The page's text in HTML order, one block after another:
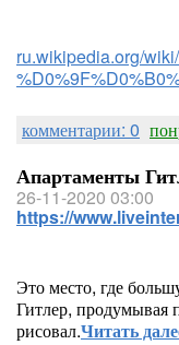
ru.wikipedia.org/
комментарии: 0
Апартаменты
26-11-2020 03:00
https://
Это место, где
Гитлер, продумывая
рисовал.Читать